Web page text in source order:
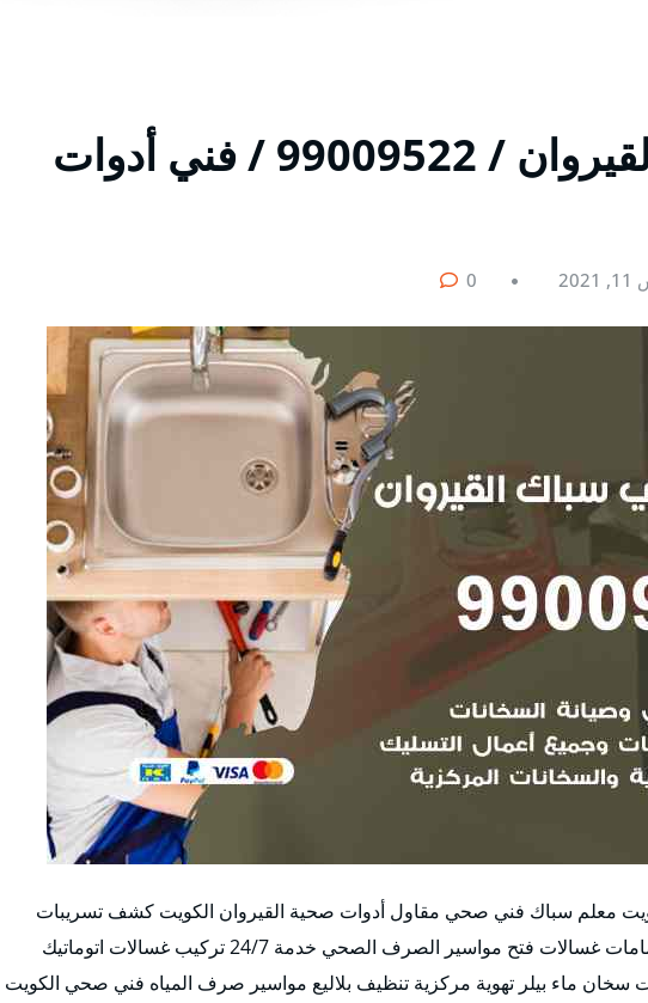
سباك صحي القيروان / 99009522 / فني أدوات
0
معلم سباك فني صحي مقاول أدوات صحية القيروان الكويت كشف تسريبات
تسليك مجاري تركيب أطقم حمامات غسالات فتح مواسير الصرف الصحي خدمة 24/7 تركيب غسالات اتوماتيك
ماء بيلر تهوية مركزية تنظيف بلاليع مواسير صرف المياه فني صحي الكويت